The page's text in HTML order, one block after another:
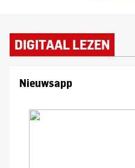
DIGITAAL LEZEN
Nieuwsapp